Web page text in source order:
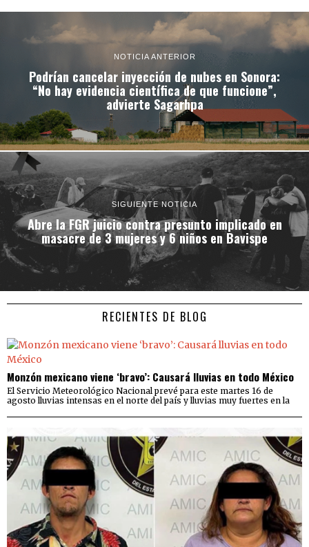
NOTICIA ANTERIOR
Podrían cancelar inyección de nubes en Sonora:
“No hay evidencia científica de que funcione”,
advierte Sagarhpa
SIGUIENTE NOTICIA
Abre la FGR juicio contra presunto implicado en
masacre de 3 mujeres y 6 niños en Bavispe
RECIENTES DE BLOG
Monzón mexicano viene ‘bravo’: Causará lluvias en todo México
El Servicio Meteorológico Nacional prevé para este martes 16 de
agosto lluvias intensas en el norte del país y lluvias muy fuertes en la